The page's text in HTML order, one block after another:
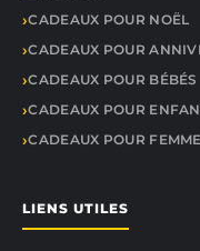
CADEAUX POUR NOËL
CADEAUX POUR
CADEAUX POUR BÉBÉS
CADEAUX POUR
CADEAUX POUR
LIENS UTILES